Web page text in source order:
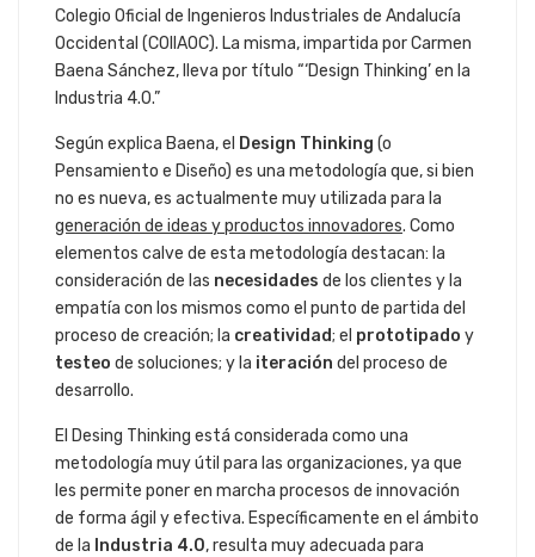
Colegio Oficial de Ingenieros Industriales de Andalucía
Occidental (COIIAOC). La misma, impartida por Carmen
Baena Sánchez, lleva por título “‘Design Thinking’ en la
Industria 4.0.”
Según explica Baena, el Design Thinking (o
Pensamiento e Diseño) es una metodología que, si bien
no es nueva, es actualmente muy utilizada para la
generación de ideas y productos innovadores. Como
elementos calve de esta metodología destacan: la
consideración de las necesidades de los clientes y la
empatía con los mismos como el punto de partida del
proceso de creación; la creatividad; el prototipado y
testeo de soluciones; y la iteración del proceso de
desarrollo.
El Desing Thinking está considerada como una
metodología muy útil para las organizaciones, ya que
les permite poner en marcha procesos de innovación
de forma ágil y efectiva. Específicamente en el ámbito
de la Industria 4.0, resulta muy adecuada para